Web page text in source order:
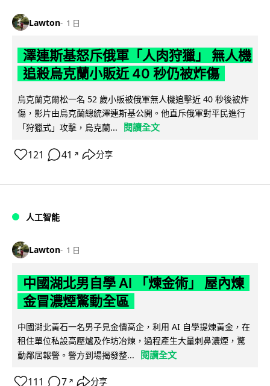
Lawton 1 日
澤連斯基怒斥俄軍「人肉狩獵」 無人機
追殺烏克蘭小販近 40 秒仍被炸傷
烏克蘭克爾松一名 52 歲小販被俄軍無人機追擊近 40 秒後被炸
傷，影片由烏克蘭總統澤連斯基公開。他直斥俄軍對平民進行
「狩獵式」攻擊，烏克蘭...
閱讀全文
121 41 ↗ 分享
人工智能
Lawton 1 日
中國湖北男自學 AI 「煉金術」 屋內煉
金冒濃煙驚動全區
中國湖北黃石一名男子見金價高企，利用 AI 自學提煉黃金，在
租住單位私設高壓爐及作坊冶煉，過程產生大量刺鼻濃煙，驚
動鄰居報警。警方到場揭發整...
閱讀全文
111 7 ↗ 分享